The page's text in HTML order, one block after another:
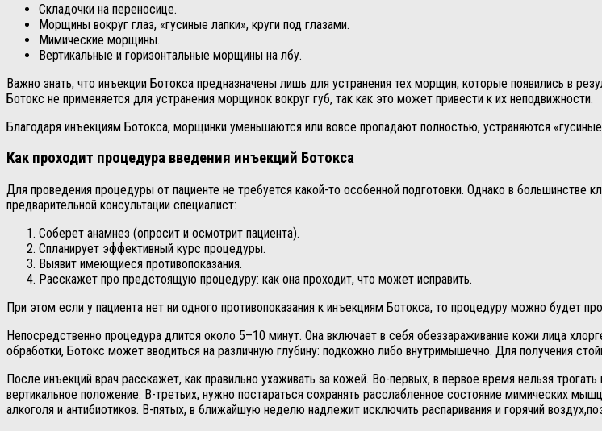
Складочки на переносице.
Морщины вокруг глаз, «гусиные лапки», круги под глазами.
Мимические морщины.
Вертикальные и горизонтальные морщины на лбу.
Важно знать, что инъекции Ботокса предназначены лишь для устранения тех морщин, которые появились в
Ботокс не применяется для устранения морщинок вокруг губ, так как это может привести к их неподвижности.
Благодаря инъекциям Ботокса, морщинки уменьшаются или вовсе пропадают полностью, устраняются
Как проходит процедура введения инъекций Ботокса
Для проведения процедуры от пациенте не требуется какой-то особенной подготовки. Однако в большинстве
предварительной консультации специалист:
Соберет анамнез (опросит и осмотрит пациента).
Спланирует эффективный курс процедуры.
Выявит имеющиеся противопоказания.
Расскажет про предстоящую процедуру: как она проходит, что может исправить.
При этом если у пациента нет ни одного противопоказания к инъекциям Ботокса, то процедуру можно будет
Непосредственно процедура длится около 5–10 минут. Она включает в себя обеззараживание кожи лица
обработки, Ботокс может вводиться на различную глубину: подкожно либо внутримышечно. Для получения
После инъекций врач расскажет, как правильно ухаживать за кожей. Во-первых, в первое время нельзя
вертикальное положение. В-третьих, нужно постараться сохранять расслабленное состояние мимических
алкоголя и антибиотиков. В-пятых, в ближайшую неделю надлежит исключить распаривания и горячий